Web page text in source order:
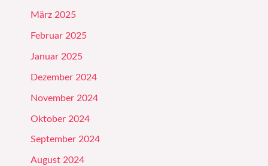
März 2025
Februar 2025
Januar 2025
Dezember 2024
November 2024
Oktober 2024
September 2024
August 2024